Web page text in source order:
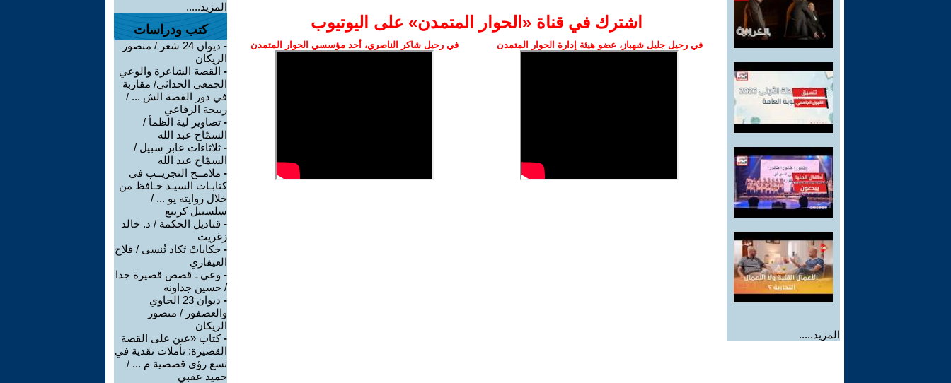
المزيد.....
اشترك في قناة ‫«الحوار المتمدن» على اليوتيوب
في رحيل جليل شهباز، عضو هيئة إدارة الحوار المتمدن في رحيل شاكر الناصري، أحد مؤسسي الحوار المتمدن
المزيد.....
كتب ودراسات
-
ديوان 24 شعر / منصور
الريكان
- القصة الشاعرة والوعي
الجمعي الحداثي/ مقاربة
في دور القصة الش ... /
ربيحة الرفاعي
- تصاوير لية الظمأ /
السمّاح عبد الله
- ثلاثاءات عابر سبيل /
السمّاح عبد الله
- ملامــح التجريــب في
كتابـات السيـد حـافظ من
خلال روايته يو ... /
سلسبيل كريبع
- قناديل الحكمة / د. خالد
زغريت
- حكاياتْ تَكاد تُنسى / فلاح
العيفاري
- وعي ـ قصص قصيرة جدا
/ حسين جداونه
-
ديوان 23 الحاوي
والعصفور / منصور
الريكان
-كتاب «عين على القصة
القصيرة: تأملات نقدية في
تسع رؤى قصصية م ... /
حميد عقبي